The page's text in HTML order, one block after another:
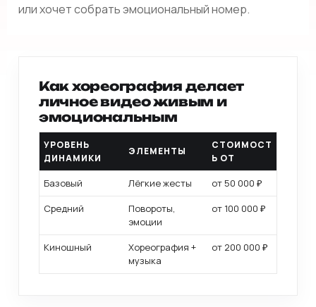
или хочет собрать эмоциональный номер.
Как хореография делает
личное видео живым и
эмоциональным
УРОВЕНЬ
ДИНАМИКИ
ЭЛЕМЕНТЫ
СТОИМОСТ
Ь ОТ
Базовый Лёгкие жесты
от 50 000 ₽
Средний
Повороты,
эмоции
от 100 000 ₽
Киношный
Хореография +
музыка
от 200 000 ₽